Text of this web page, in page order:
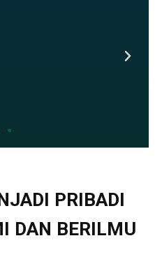
PRIBADI
DAN BERILMU